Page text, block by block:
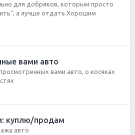
для добряков, которым просто
а лучше отдать Хорошим
вами авто
вами авто, о косяках
куплю/продам
авто